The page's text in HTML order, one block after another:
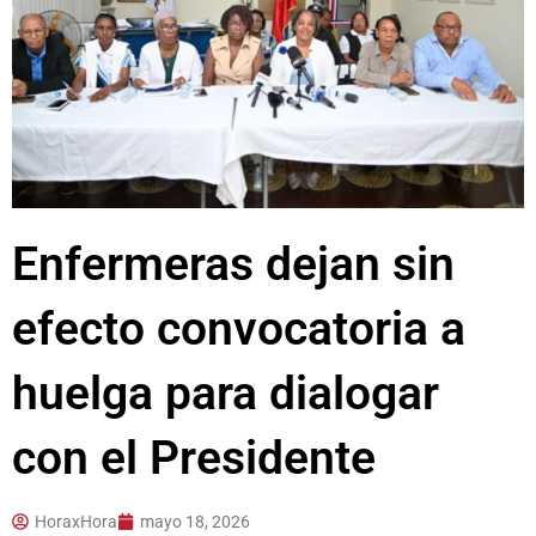
Enfermeras dejan sin
efecto convocatoria a
huelga para dialogar
con el Presidente
HoraxHora mayo 18, 2026